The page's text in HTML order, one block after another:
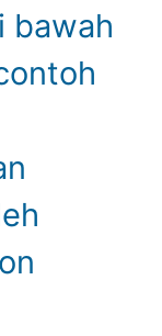
bawah